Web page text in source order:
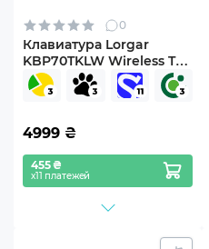
0
Клавиатура Lorgar
KBP70TKLW Wireless TKL
Mechanical Pro UA
Black/Red (LRG-
4999 ₴
455 ₴
х11 платежей